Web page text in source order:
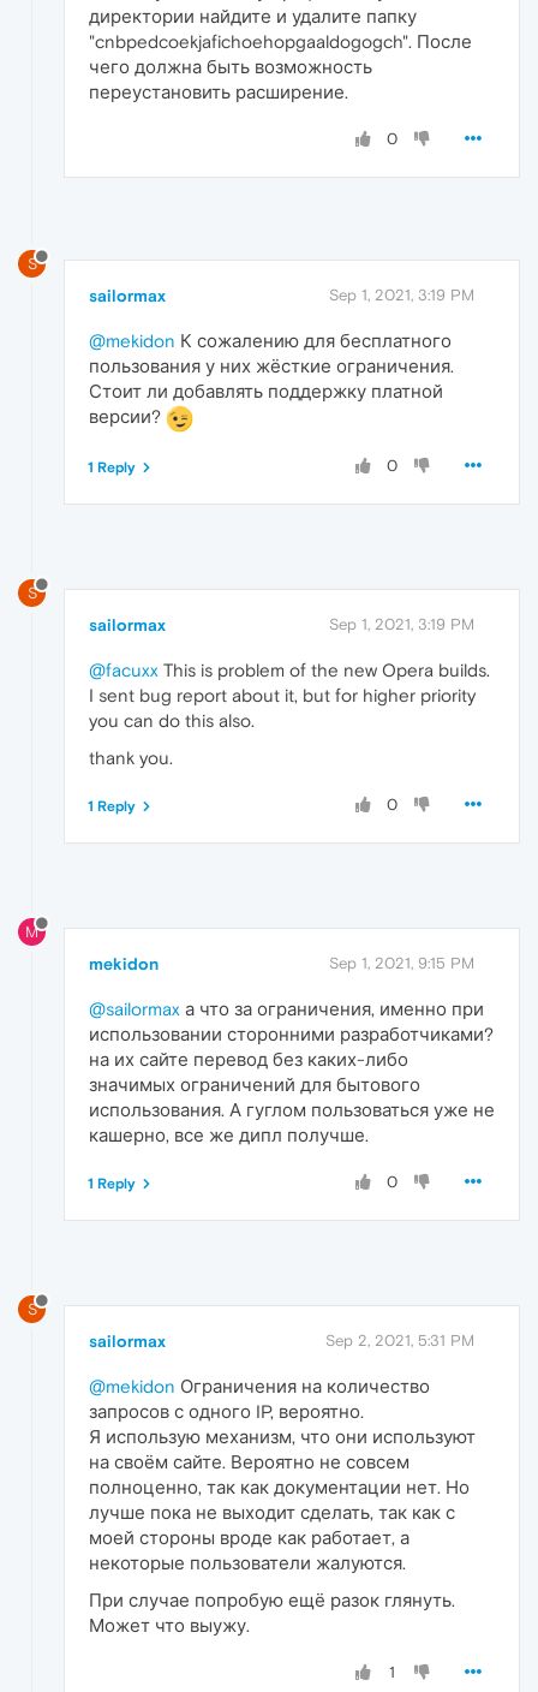
директории найдите и удалите папку
"cnbpedcoekjafichoehopgaaldogogch". После
чего должна быть возможность
переустановить расширение.
0
S
sailormax Sep 1, 2021, 3:19 PM
@mekidon К сожалению для бесплатного
пользования у них жёсткие ограничения.
Стоит ли добавлять поддержку платной
версии?
0
1 Reply
S
sailormax Sep 1, 2021, 3:19 PM
@facuxx This is problem of the new Opera builds.
I sent bug report about it, but for higher priority
you can do this also.
thank you.
0
1 Reply
M
mekidon Sep 1, 2021, 9:15 PM
@sailormax а что за ограничения, именно при
использовании сторонними разработчиками?
на их сайте перевод без каких-либо
значимых ограничений для бытового
использования. А гуглом пользоваться уже не
кашерно, все же дипл получше.
0
1 Reply
S
sailormax Sep 2, 2021, 5:31 PM
@mekidon Ограничения на количество
запросов с одного IP, вероятно.
Я использую механизм, что они используют
на своём сайте. Вероятно не совсем
полноценно, так как документации нет. Но
лучше пока не выходит сделать, так как с
моей стороны вроде как работает, а
некоторые пользователи жалуются.
При случае попробую ещё разок глянуть.
Может что выужу.
1